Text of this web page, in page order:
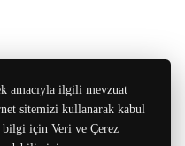
amacıyla ilgili mevzuat
sitemizi kullanarak kabul
bilgi için Veri ve Çerez